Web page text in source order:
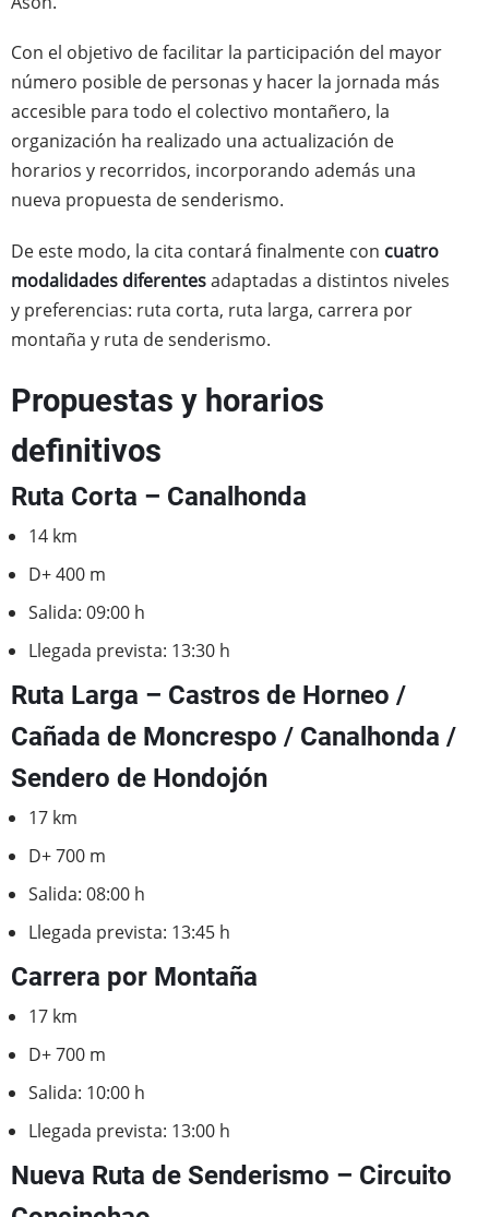
Con el objetivo de facilitar la participación del mayor
número posible de personas y hacer la jornada más
accesible para todo el colectivo montañero, la
organización ha realizado una actualización de
horarios y recorridos, incorporando además una
nueva propuesta de senderismo.
De este modo, la cita contará finalmente con cuatro
modalidades diferentesadaptadas a distintos niveles
y preferencias: ruta corta, ruta larga, carrera por
montaña y ruta de senderismo.
Propuestas y horarios
definitivos
Ruta Corta – Canalhonda
14 km
D+ 400 m
Salida: 09:00 h
Llegada prevista: 13:30 h
Ruta Larga – Castros de Horneo /
Cañada de Moncrespo / Canalhonda /
Sendero de Hondojón
17 km
D+ 700 m
Salida: 08:00 h
Llegada prevista: 13:45 h
Carrera por Montaña
17 km
D+ 700 m
Salida: 10:00 h
Llegada prevista: 13:00 h
Nueva Ruta de Senderismo – Circuito